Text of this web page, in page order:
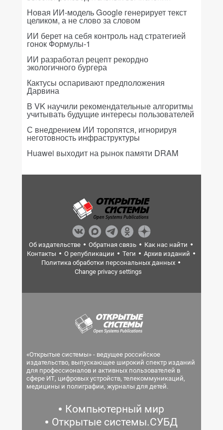
Новая ИИ-модель Google генерирует текст
целиком, а не слово за словом
ИИ берет на себя контроль над стратегией
гонок Формулы-1
ИИ разработал рецепт рекордно
экологичного бургера
Кактусы оспаривают предположения
Дарвина
В VK научили рекомендательные алгоритмы
учитывать будущие интересы пользователей
С внедрением ИИ торопятся, игнорируя
неготовность инфраструктуры
Huawei выходит на рынок памяти DRAM
Об издательстве Обратная связь
Как нас найти
Контакты
О републикации Теги
Архив изданий
Политика обработки персональных данных
Change privacy settings
«Открытые системы» - ведущее российское
издательство, выпускающее широкий спектр изданий
для профессионалов и активных пользователей в
сфере ИТ, цифровых устройств, телекоммуникаций,
медицины и полиграфии, журналы для детей.
Компьютерный мир
Открытые системы.СУБД